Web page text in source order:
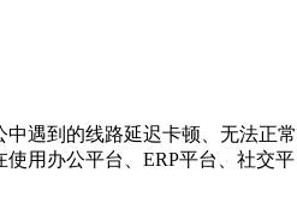
遇到的线路延迟卡顿、无法正常
用办公平台、ERP平台、社交平